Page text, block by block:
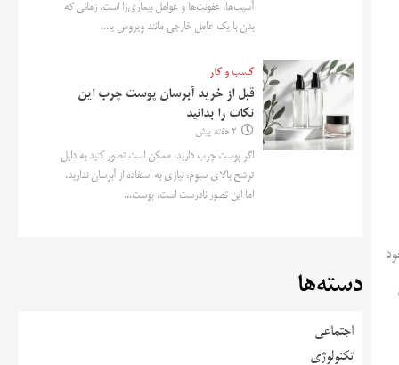
خود
آسیب‌ها، عفونت‌ها و عوامل بیماری‌زا است. زمانی که
بدن با یک عامل خارجی مانند ویروس یا...
کسب و کار
قبل از خرید آبرسان پوست چرب این
نکات را بدانید
2 هفته پیش
اگر پوست چرب دارید، ممکن است تصور کنید به دلیل
ترشح بالای سبوم، نیازی به استفاده از آبرسان ندارید.
اما این تصور نادرست است. پوست...
دسته‌ها
اجتماعی
تکنولوژی